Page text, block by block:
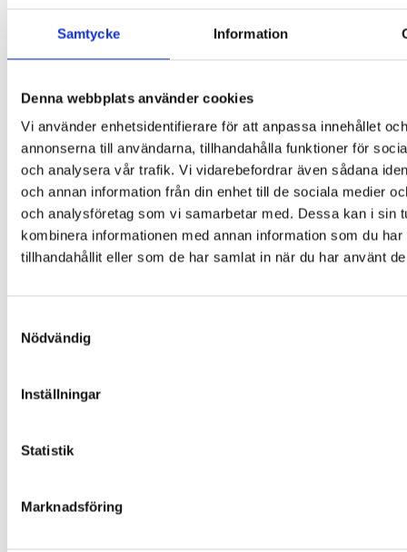
Samtycke Information
Denna webbplats använder cookies
Vi använder enhetsidentifierare för att anpassa innehållet och
annonserna till användarna, tillhandahålla funktioner för
och analysera vår trafik. Vi vidarebefordrar även sådana
och annan information från din enhet till de sociala medier
och analysföretag som vi samarbetar med. Dessa kan i sin
kombinera informationen med annan information som du har
tillhandahållit eller som de har samlat in när du har använt
Nödvändig
Inställningar
Statistik
Marknadsföring